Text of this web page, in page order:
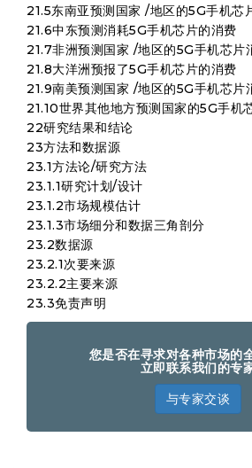
21.5东南亚预测国家 /地区的5G手机芯
21.6中东预测消耗5G手机芯片的消费
21.7非洲预测国家 /地区的5G手机芯片
21.8大洋洲预报了5G手机芯片的消费
21.9南美预测国家 /地区的5G手机芯片
21.10世界其他地方预测国家的5G手机
22研究结果和结论
23方法和数据源
23.1方法论/研究方法
23.1.1研究计划/设计
23.1.2市场规模估计
23.1.3市场细分和数据三角剖分
23.2数据源
23.2.1次要来源
23.2.2主要来源
23.3免责声明
您是否在寻求对各种市场的
立即联系我们的专
与专家交谈